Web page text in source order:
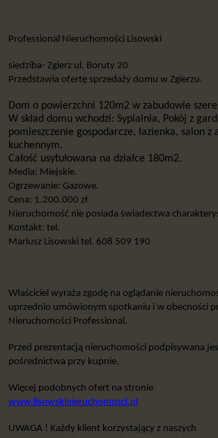
Professional Nieruchomości Lisowski
siedziba- Zgierz ul. Boruty 20
Przedstawia ofertę sprzedaży domu w Zgierzu.
Dom o powierzchni 120m2 w zabudowie
W skład domu wchodzi: Sypialnia, Pokój z
pomieszczenie gospodarcze, łazienka, salon z
kuchennym.
Całość usytułowana na działce 180m2.
Media: Miejskie.
Ogrzewanie: Gazowe.
Cena: 1.200.000 zł
Nieruchomość nie posiada świadectwa
Kontakt: tel.
Mariusz Lisowski tel. 608 509 190
Właściciel wyraża zgodę na oglądanie
uprzednio umówionym spotkaniu i w obecności
Nieruchomości Professional.
Przed prezentacją nieruchomości podpisywana
pośrednictwa przy kupnie.
Więcej podobnych ofert na stronie
www.lisowskinieruchomosci.pl
UWAGA ! Każdy klient korzystający z naszych